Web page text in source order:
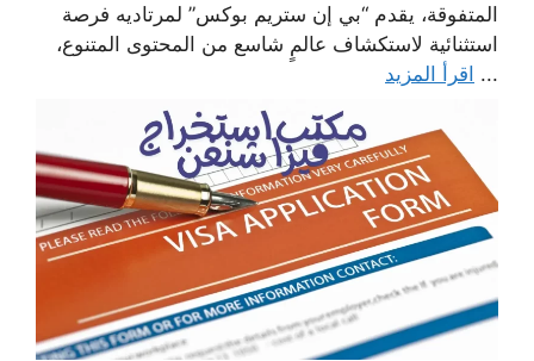
المتفوقة، يقدم “بي إن ستريم بوكس” لمرتاديه فرصة
استثنائية لاستكشاف عالمٍ شاسع من المحتوى المتنوع،
... اقرأ المزيد